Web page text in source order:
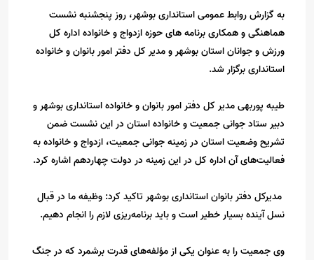
به گزارش روابط عمومی استانداری بوشهر، روز پنجشنبه نشست
هماهنگی و همکاری برنامه های حوزه ازدواج و خانواده اداره کل
ورزش و جوانان استان بوشهر و مدیر کل دفتر امور بانوان و خانواده
استانداری برگزار شد.
طیبه پوربهی مدیر کل دفتر امور بانوان و خانواده استانداری بوشهر و
دبیر ستاد جوانی جمعیت و خانواده استان در این نشست ضمن
تشریح وضعیت استان در زمینه جوانی جمعیت، ازدواج و خانواده به
فعالیت‌های آن اداره کل در این زمینه در دولت چهاردهم اشاره کرد.
مدیرکل دفتر بانوان استانداری بوشهر تاکید کرد: وظیفه ما در قبال
نسل آینده بسیار خطیر است و باید برنامه‌ریزی لازم را انجام دهیم.
وی جمعیت را به عنوان یکی از مؤلفه‌های قدرت برشمرد که در جنگ